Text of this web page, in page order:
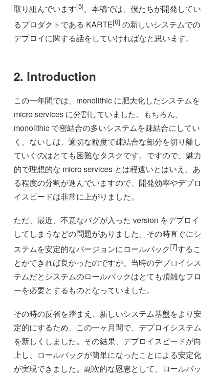
取り組んでいます[5]。本稿では、僕たちが開発してい
るプロダクトである KARTE[6] の新しいシステムでの
デプロイに関する話をしていければなと思います。
2. Introduction
この一年間では、monolithic に肥大化したシステムを
micro services に分割していました。もちろん、
monolithic で密結合の多いシステムを疎結合にしてい
く、ないしは、適切な粒度で疎結合な部分を切り離し
ていくのはとても困難なタスクです。ですので、魅力
的で理想的な micro services とは程遠いとはいえ、あ
る程度の分割が進んでいますので、開発効率やデプロ
イスピードは非常に上がりました。
ただ、最近、不意なバグが入った version をデプロイ
してしまうなどの問題がありました。その時直ぐにシ
ステムを安定的なバージョンにロールバック[7]するこ
とができれば良かったのですが、当時のデプロイシス
テムだとシステムのロールバックはとても煩雑なフロ
ーを必要とするものとなっていました。
その時の反省を踏まえ、新しいシステム基盤をより安
定的にするため、この一ヶ月間で、デプロイシステム
を新しくしました。その結果、デプロイスピードが向
上し、ロールバックが簡単になったことによる安定化
が実現できました。副次的な恩恵として、ロールバッ